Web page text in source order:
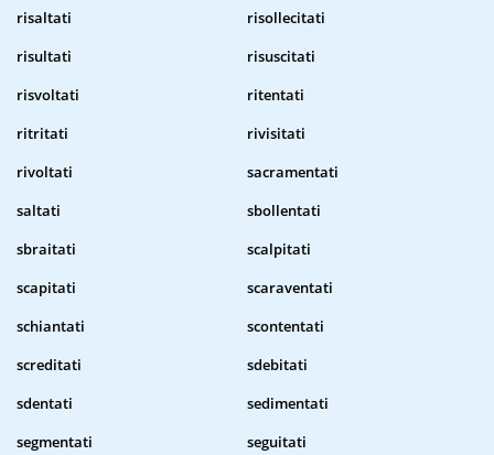
risaltati
risollecitati
risultati
risuscitati
risvoltati
ritentati
ritritati
rivisitati
rivoltati
sacramentati
saltati
sbollentati
sbraitati
scalpitati
scapitati
scaraventati
schiantati
scontentati
screditati
sdebitati
sdentati
sedimentati
segmentati
seguitati